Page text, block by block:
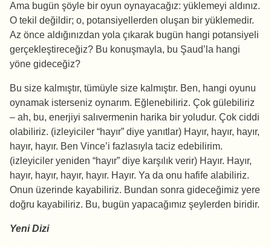
Ama bugün şöyle bir oyun oynayacağız: yüklemeyi aldınız.
O tekil değildir; o, potansiyellerden oluşan bir yüklemedir.
Az önce aldığınızdan yola çıkarak bugün hangi potansiyeli
gerçekleştireceğiz? Bu konuşmayla, bu Şaud’la hangi
yöne gideceğiz?
Bu size kalmıştır, tümüyle size kalmıştır. Ben, hangi oyunu
oynamak isterseniz oynarım. Eğlenebiliriz. Çok gülebiliriz
– ah, bu, enerjiyi salıvermenin harika bir yoludur. Çok ciddi
olabiliriz. (izleyiciler “hayır” diye yanıtlar) Hayır, hayır, hayır,
hayır, hayır. Ben Vince’i fazlasıyla taciz edebilirim.
(izleyiciler yeniden “hayır” diye karşılık verir) Hayır. Hayır,
hayır, hayır, hayır, hayır. Hayır. Ya da onu hafife alabiliriz.
Onun üzerinde kayabiliriz. Bundan sonra gideceğimiz yere
doğru kayabiliriz. Bu, bugün yapacağımız şeylerden biridir.
Yeni Dizi